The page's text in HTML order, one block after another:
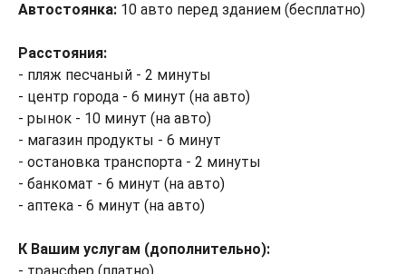
Автостоянка: 10 авто перед зданием (бесплатно)
Расстояния:
- пляж песчаный - 2 минуты
- центр города - 6 минут (на авто)
- рынок - 10 минут (на авто)
- магазин продукты - 6 минут
- остановка транспорта - 2 минуты
- банкомат - 6 минут (на авто)
- аптека - 6 минут (на авто)
К Вашим услугам (дополнительно):